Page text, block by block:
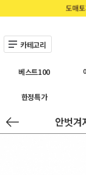
카테고리
베스트100
한정특가
안벗겨